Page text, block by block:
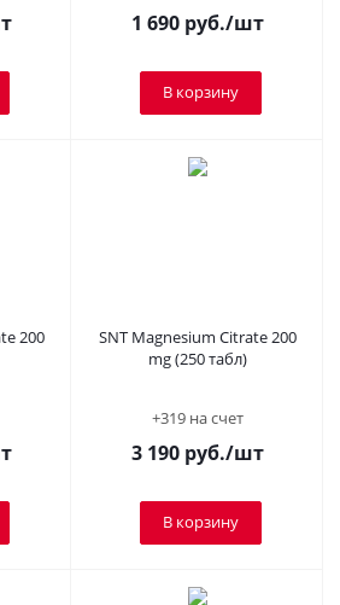
1 690руб./шт
В корзину
200
SNT Magnesium Citrate 200
mg (250 табл)
+319 на счет
3 190руб./шт
В корзину